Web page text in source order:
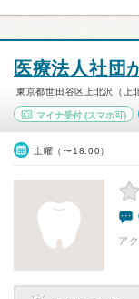
医療法人社団
東京都世田谷区上北沢（上
マイナ受付 (スマホ可)
土曜（〜18:00）
ア